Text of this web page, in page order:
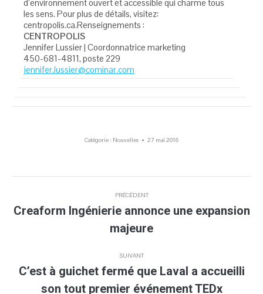
d’environnement ouvert et accessible qui charme tous
les sens. Pour plus de détails, visitez:
centropolis.ca.Renseignements :
CENTROPOLIS
Jennifer Lussier | Coordonnatrice marketing
450-681-4811, poste 229
jennifer.lussier@cominar.com
Catégorie : Nouvelles 27 mai 2016
article
PRÉCÉDENT
précédent
Creaform Ingénierie annonce une expansion
majeure
SUIVANT
Article
suivant
C’est à guichet fermé que Laval a accueilli
son tout premier événement TEDx